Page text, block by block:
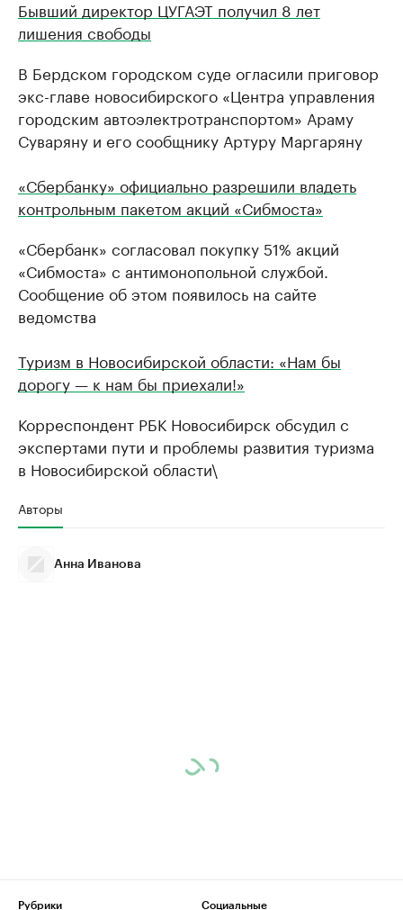
Бывший директор ЦУГАЭТ получил 8 лет
лишения свободы
В Бердском городском суде огласили приговор
экс-главе новосибирского «Центра управления
городским автоэлектротранспортом» Араму
Суваряну и его сообщнику Артуру Маргаряну
«Сбербанку» официально разрешили владеть
контрольным пакетом акций «Сибмоста»
«Сбербанк» согласовал покупку 51% акций
«Сибмоста» с антимонопольной службой.
Сообщение об этом появилось на сайте
ведомства
Туризм в Новосибирской области: «Нам бы
дорогу — к нам бы приехали!»
Корреспондент РБК Новосибирск обсудил с
экспертами пути и проблемы развития туризма
в Новосибирской области\
Авторы
Анна Иванова
Рубрики
Социальные